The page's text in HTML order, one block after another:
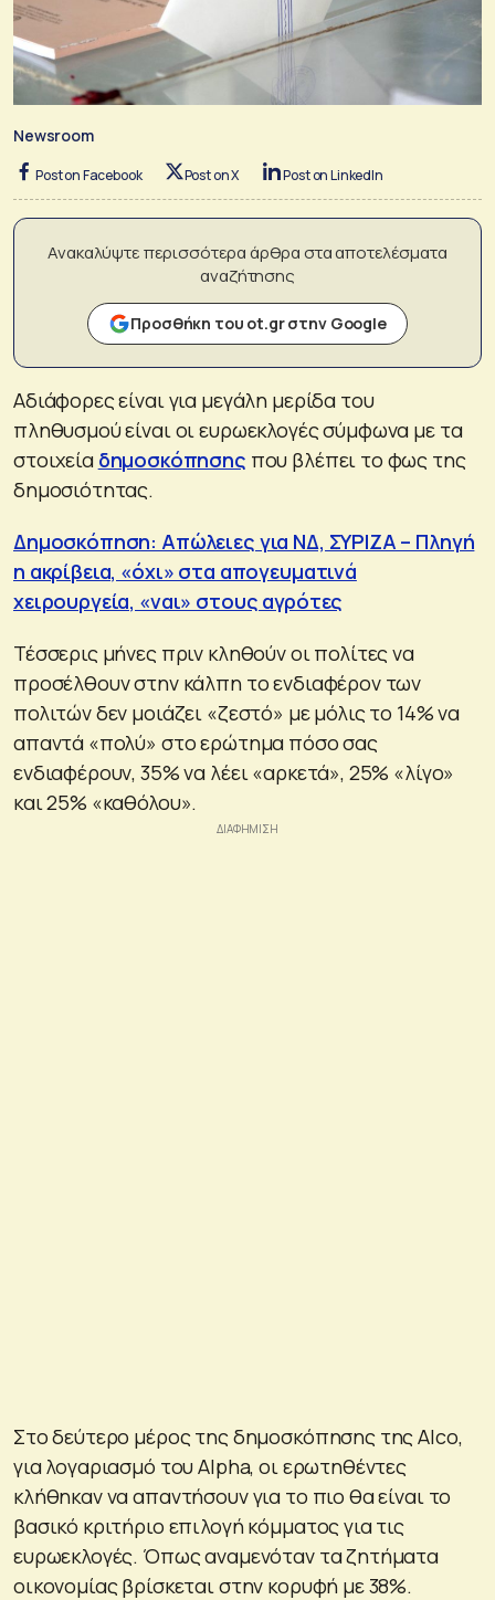
Newsroom
Post on Facebook Post on X Post on LinkedIn
Ανακαλύψτε περισσότερα άρθρα στα αποτελέσματα
αναζήτησης
Προσθήκη του ot.gr στην Google
Αδιάφορες είναι για μεγάλη μερίδα του
πληθυσμού είναι οι ευρωεκλογές σύμφωνα με τα
στοιχεία δημοσκόπησης που βλέπει το φως της
δημοσιότητας.
Δημοσκόπηση: Απώλειες για ΝΔ, ΣΥΡΙΖΑ – Πληγή
η ακρίβεια, «όχι» στα απογευματινά
χειρουργεία, «ναι» στους αγρότες
Τέσσερις μήνες πριν κληθούν οι πολίτες να
προσέλθουν στην κάλπη το ενδιαφέρον των
πολιτών δεν μοιάζει «ζεστό» με μόλις το 14% να
απαντά «πολύ» στο ερώτημα πόσο σας
ενδιαφέρουν, 35% να λέει «αρκετά», 25% «λίγο»
και 25% «καθόλου».
Στο δεύτερο μέρος της δημοσκόπησης της Alco,
για λογαριασμό του Alpha, οι ερωτηθέντες
κλήθηκαν να απαντήσουν για το πιο θα είναι το
βασικό κριτήριο επιλογή κόμματος για τις
ευρωεκλογές. Όπως αναμενόταν τα ζητήματα
οικονομίας βρίσκεται στην κορυφή με 38%.